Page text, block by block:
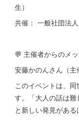
生）
共催： 一般社団法
💬 主催者からのメ
安藤かのんさん（主
このイベントは、
す。「大人の話は
と新しい発見がある